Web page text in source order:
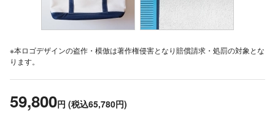
※本ロゴデザインの盗作・模倣は著作権侵害となり賠償請求・処罰の対象とな
ります。
59,800円 (税込65,780円)